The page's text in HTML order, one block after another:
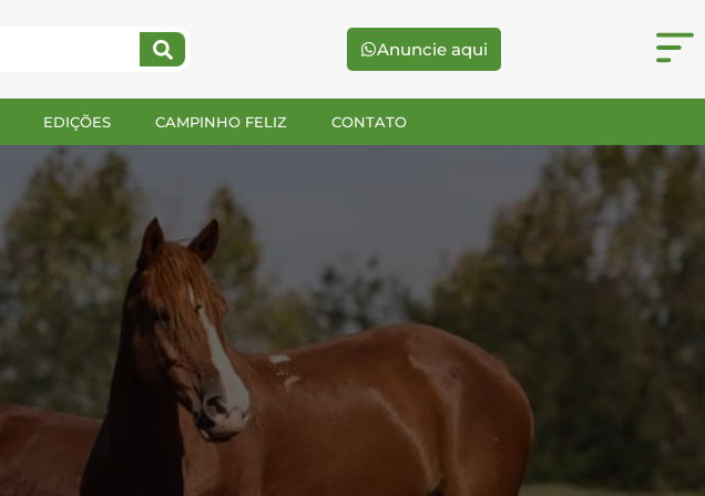
Anuncie aqui
EDIÇÕES CAMPINHO FELIZ CONTATO